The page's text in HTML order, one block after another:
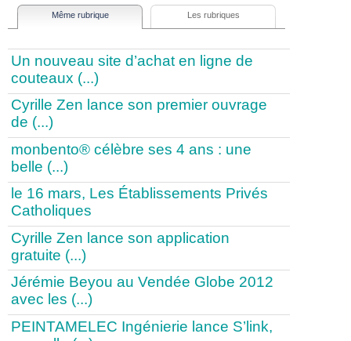
Même rubrique Les rubriques
Un nouveau site d’achat en ligne de
couteaux (...)
Cyrille Zen lance son premier ouvrage
de (...)
monbento® célèbre ses 4 ans : une
belle (...)
le 16 mars, Les Établissements Privés
Catholiques
Cyrille Zen lance son application
gratuite (...)
Jérémie Beyou au Vendée Globe 2012
avec les (...)
PEINTAMELEC Ingénierie lance S’link,